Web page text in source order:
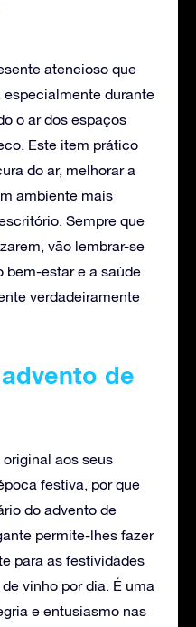
atencioso que
especialmente durante
o ar dos espaços
Este item prático
do ar, melhorar a
ambiente mais
Sempre que
vão lembrar-se
bem-estar e a saúde
verdadeiramente
de
aos seus
festiva, por que
do advento de
permite-lhes fazer
para as festividades
vinho por dia. É uma
e entusiasmo nas